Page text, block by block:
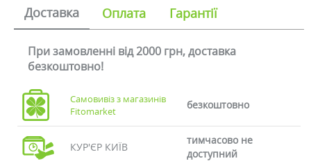
Доставка Оплата Гарантії
При замовленні від 2000 грн, доставка
безкоштовно!
Самовивіз з магазинів
Fitomarket
безкоштовно
КУР'ЄР КИЇВ
тимчасово не
доступний